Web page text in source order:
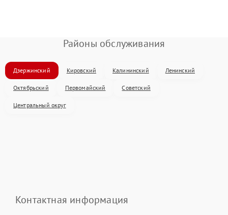
Районы обслуживания
Дзержинский Кировский Калининский Ленинский
Октябрьский Первомайский Советский
Центральный округ
Контактная информация